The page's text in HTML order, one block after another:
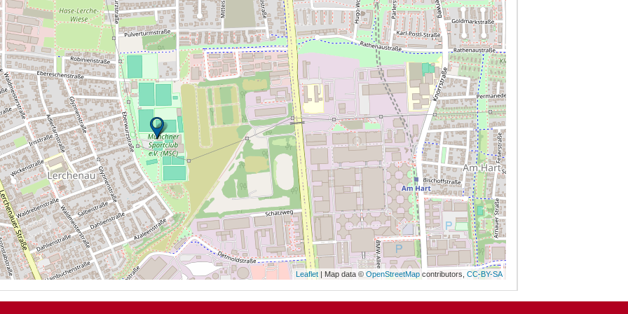
Leaflet | Map data © OpenStreetMap contributors, CC-BY-SA